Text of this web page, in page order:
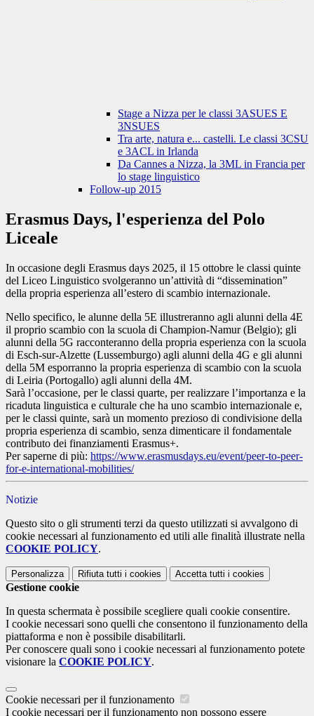
Stage a Nizza per le classi 3ASUES E
3NSUES
Tra arte, natura e... castelli. Le classi 3CSU
e 3ACL in Irlanda
Da Cannes a Nizza, la 3ML in Francia per
lo stage linguistico
Follow-up 2015
Erasmus Days, l'esperienza del Polo
Liceale
In occasione degli Erasmus days 2025, il 15 ottobre le classi quinte
del Liceo Linguistico svolgeranno un’attività di “dissemination”
della propria esperienza all’estero di scambio internazionale.
Nello specifico, le alunne della 5E illustreranno agli alunni della 4E
il proprio scambio con la scuola di Champion-Namur (Belgio); gli
alunni della 5G racconteranno della propria esperienza con la scuola
di Esch-sur-Alzette (Lussemburgo) agli alunni della 4G e gli alunni
della 5M esporranno la propria esperienza di scambio con la scuola
di Leiria (Portogallo) agli alunni della 4M.
Sarà l’occasione, per le classi quarte, per realizzare l’importanza e la
ricaduta linguistica e culturale che ha uno scambio internazionale e,
per le classi quinte, sarà un momento prezioso di condivisione della
propria esperienza di scambio, senza dimenticare il fondamentale
contributo dei finanziamenti Erasmus+.
Per saperne di più: https://www.erasmusdays.eu/event/peer-to-peer-
for-e-international-mobilities/
Notizie
Questo sito o gli strumenti terzi da questo utilizzati si avvalgono di
cookie necessari al funzionamento ed utili alle finalità illustrate nella
COOKIE POLICY.
Personalizza Rifiuta tutti i cookies Accetta tutti i cookies
Gestione cookie
In questa schermata è possibile scegliere quali cookie consentire.
I cookie necessari sono quelli che consentono il funzionamento della
piattaforma e non è possibile disabilitarli.
Per conoscere quali sono i cookie necessari al funzionamento potete
visionare la COOKIE POLICY.
Cookie necessari per il funzionamento
I cookie necessari per il funzionamento non possono essere